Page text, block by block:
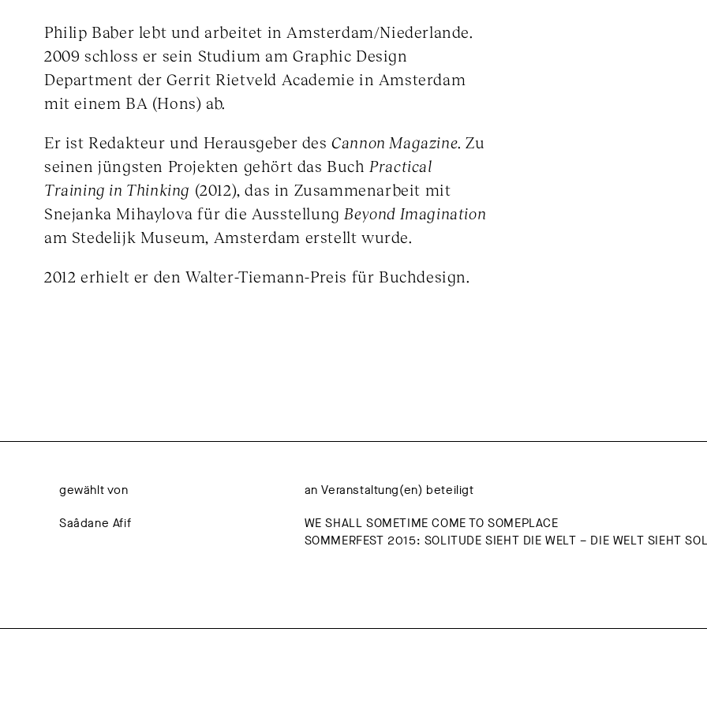
Philip Baber lebt und arbeitet in Amsterdam/Niederlande.
2009 schloss er sein Studium am Graphic Design
Department der Gerrit Rietveld Academie in Amsterdam
mit einem BA (Hons) ab.
Er ist Redakteur und Herausgeber desCannon Magazine. Zu
seinen jüngsten Projekten gehört das Buch Practical
Training in Thinking (2012), das in Zusammenarbeit mit
Snejanka Mihaylova für die Ausstellung Beyond Imagination
am Stedelijk Museum, Amsterdam erstellt wurde.
2012 erhielt er den Walter-Tiemann-Preis für Buchdesign.
gewählt von
Saâdane Afif
an Veranstaltung(en) beteiligt
WE SHALL SOMETIME COME TO SOMEPLACE
SOMMERFEST 2015: SOLITUDE SIEHT DIE WELT – DIE WELT SIEHT